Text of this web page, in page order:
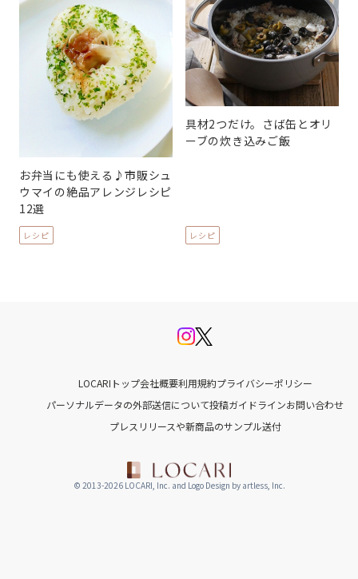
お弁当にも使える♪市販シュ
ウマイの絶品アレンジレシピ
12選
レシピ
具材2つだけ。さば缶とオリ
ーブの炊き込みご飯
レシピ
LOCARIトップ会社概要利用規約プライバシーポリシー
パーソナルデータの外部送信について投稿ガイドラインお問い合わせ
プレスリリースや新商品のサンプル送付
© 2013-2026 LOCARI, Inc. and Logo Design by artless, Inc.